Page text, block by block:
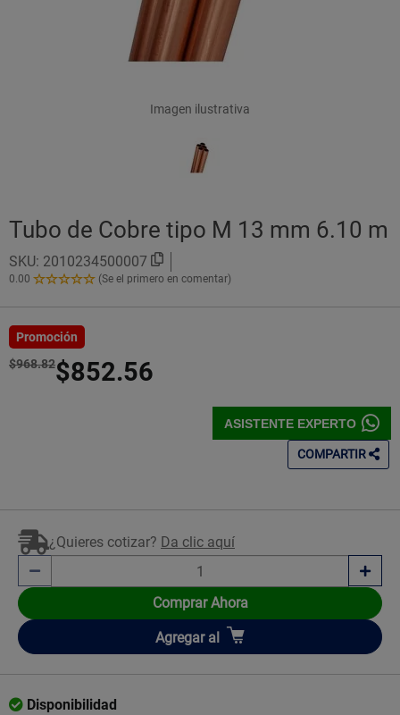
Imagen ilustrativa
Tubo de Cobre tipo M 13 mm 6.10 m
SKU: 2010234500007
0.00
0.00
Estrellas!
(Se el primero en comentar)
Promoción
$968.82$852.56
ASISTENTE EXPERTO
COMPARTIR
¿Quieres cotizar? Da clic aquí
Comprar Ahora
Añadir
Agregar al
Disponibilidad